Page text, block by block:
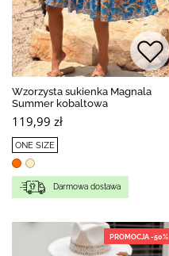
Wzorzysta sukienka Magnala
Summer kobaltowa
119,99 zł
ONE SIZE
Darmowa dostawa
PROMOCJA -50%